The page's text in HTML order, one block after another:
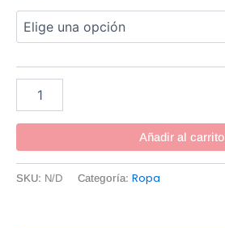
Añadir al carrito
SKU: N/D Categoría: Ropa